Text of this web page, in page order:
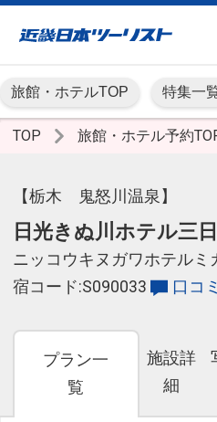
旅館・ホテルTOP 特集一
TOP 旅館・ホテル予約
【栃木 鬼怒川温泉】
日光きぬ川ホテル三
ニッコウキヌガワホテルミ
宿コード:S090033
口コ
プラン一
覧
施設詳
細